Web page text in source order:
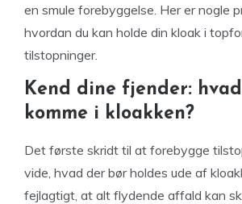
en smule forebyggelse. Her er nogle
hvordan du kan holde din kloak i
tilstopninger.
Kend dine fjender:
komme i kloakken?
Det første skridt til at forebygge
vide, hvad der bør holdes ude af
fejlagtigt, at alt flydende affald kan